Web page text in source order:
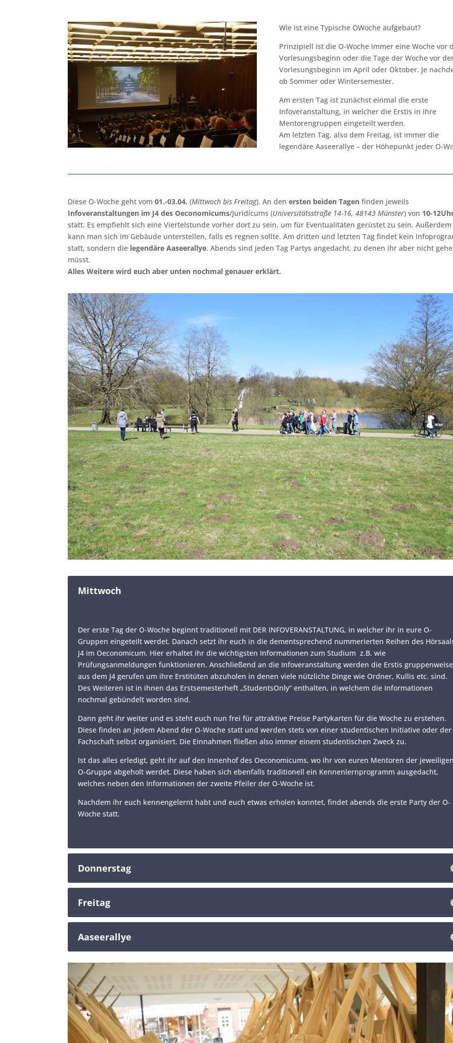
Wie ist eine Typische OWoche aufgebaut?
Prinzipiell ist die O-Woche immer eine Woche vor
Vorlesungsbeginn oder die Tage der Woche vor
Vorlesungsbeginn im April oder Oktober. Je
ob Sommer oder Wintersemester.
Am ersten Tag ist zunächst einmal die erste
Infoveranstaltung, in welcher die Erstis in ihre
Mentorengruppen eingeteilt werden.
Am letzten Tag, also dem Freitag, ist immer die
legendäre Aaseerallye – der Höhepunkt jeder O-
Diese O-Woche geht vom 01.-03.04. (Mittwoch bis Freitag). An denersten beiden Tagen finden jeweils
Infoveranstaltungen im J4 des Oeconomicums/Juridicums (Universitätsstraße 14-16, 48143 Münster) von 10-
statt. Es empfiehlt sich eine Viertelstunde vorher dort zu sein, um für Eventualitäten gerüstet zu sein. Außerdem
kann man sich im Gebäude unterstellen, falls es regnen sollte. Am dritten und letzten Tag findet kein
statt, sondern die legendäre Aaseerallye. Abends sind jeden Tag Partys angedacht, zu denen ihr aber nicht
müsst.
Alles Weitere wird euch aber unten nochmal genauer erklärt.
Mittwoch
Der erste Tag der O-Woche beginnt traditionell mit DER INFOVERANSTALTUNG, in welcher ihr in eure O-
Gruppen eingeteilt werdet. Danach setzt ihr euch in die dementsprechend nummerierten Reihen des
J4 im Oeconomicum. Hier erhaltet ihr die wichtigsten Informationen zum Studium z.B. wie
Prüfungsanmeldungen funktionieren. Anschließend an die Infoveranstaltung werden die Erstis gruppenweise
aus dem J4 gerufen um ihre Erstitüten abzuholen in denen viele nützliche Dinge wie Ordner, Kullis etc. sind.
Des Weiteren ist in ihnen das Erstsemesterheft „StudentsOnly“ enthalten, in welchem die Informationen
nochmal gebündelt worden sind.
Dann geht ihr weiter und es steht euch nun frei für attraktive Preise Partykarten für die Woche zu erstehen.
Diese finden an jedem Abend der O-Woche statt und werden stets von einer studentischen Initiative oder der
Fachschaft selbst organisiert. Die Einnahmen fließen also immer einem studentischen Zweck zu.
Ist das alles erledigt, geht ihr auf den Innenhof des Oeconomicums, wo ihr von euren Mentoren der jeweiligen
O-Gruppe abgeholt werdet. Diese haben sich ebenfalls traditionell ein Kennenlernprogramm ausgedacht,
welches neben den Informationen der zweite Pfeiler der O-Woche ist.
Nachdem ihr euch kennengelernt habt und euch etwas erholen konntet, findet abends die erste Party der O-
Woche statt.
Donnerstag
Freitag
Aaseerallye